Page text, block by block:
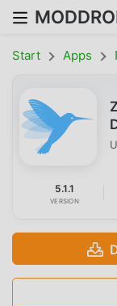
Start Apps
5.1.1
VERSION